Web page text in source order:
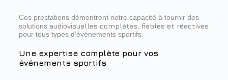
Ces prestations démontrent notre capacité à fournir des
solutions audiovisuelles complètes, fiables et réactives
pour tous types d’événements sportifs.
Une expertise complète pour vos
événements sportifs